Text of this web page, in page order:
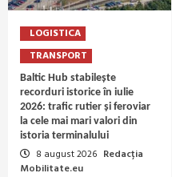
LOGISTICA
TRANSPORT
Baltic Hub stabilește
recorduri istorice în iulie
2026: trafic rutier și feroviar
la cele mai mari valori din
istoria terminalului
8 august 2026 Redacția
Mobilitate.eu